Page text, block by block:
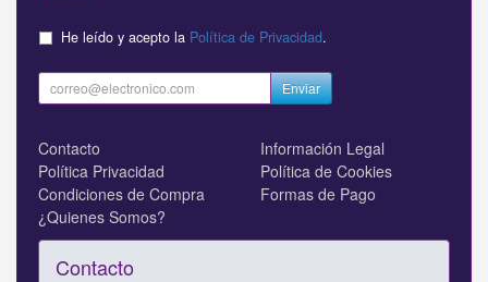
He leído y acepto la Política de Privacidad.
Enviar
Contacto
Información Legal
Política Privacidad
Política de Cookies
Condiciones de Compra
Formas de Pago
¿Quienes Somos?
Contacto